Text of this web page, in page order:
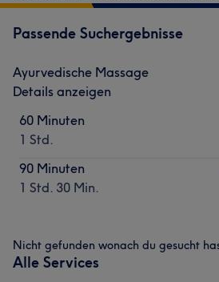
Passende Suchergebnisse
Ayurvedische Massage
Details anzeigen
60 Minuten
1 Std.
90 Minuten
1 Std. 30 Min.
Nicht gefunden wonach du gesucht
Alle Services